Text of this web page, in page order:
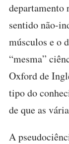
departamento
sentido não-
músculos e o
“mesma”
Oxford de
tipo do
de que as
A